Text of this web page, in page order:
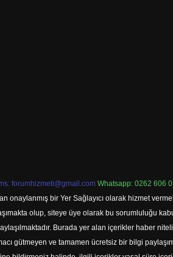
forumhizmeti@gmail.com Whatsapp: 0262 606
onaylanmış bir Yer Sağlayıcı olarak hizmet
olup, siteye üye olarak bu sorumluluğu
Burada yer alan içerikler haber
gütmeyen ve tamamen ücretsiz bir bilgi